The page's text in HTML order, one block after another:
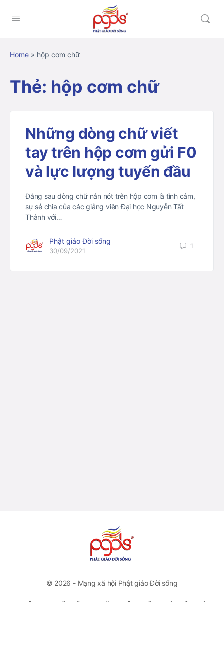
Home » hộp cơm chữ
Thẻ: hộp cơm chữ
Những dòng chữ viết
tay trên hộp cơm gửi F0
và lực lượng tuyến đầu
Đằng sau dòng chữ nắn nót trên hộp cơm là tình cảm,
sự sẻ chia của các giảng viên Đại học Nguyễn Tất
Thành với…
Phật giáo Đời sống
30/09/2021
1
© 2026 - Mạng xã hội Phật giáo Đời sống